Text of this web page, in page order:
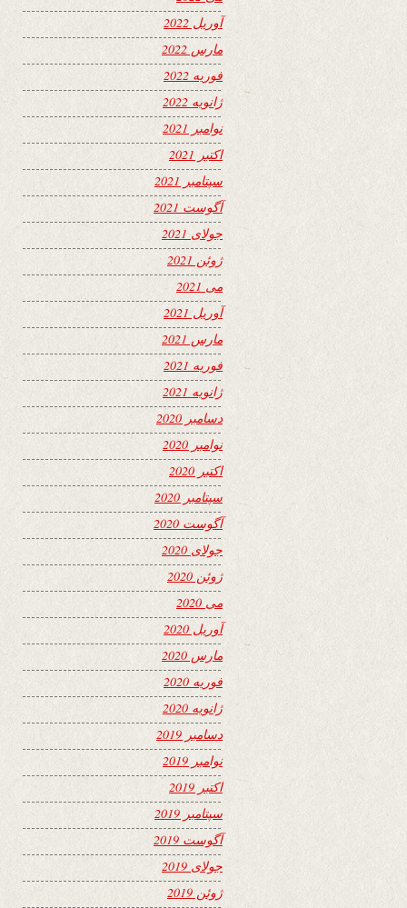
آوریل 2022
مارس 2022
فوریه 2022
ژانویه 2022
نوامبر 2021
اکتبر 2021
سپتامبر 2021
آگوست 2021
جولای 2021
ژوئن 2021
می 2021
آوریل 2021
مارس 2021
فوریه 2021
ژانویه 2021
دسامبر 2020
نوامبر 2020
اکتبر 2020
سپتامبر 2020
آگوست 2020
جولای 2020
ژوئن 2020
می 2020
آوریل 2020
مارس 2020
فوریه 2020
ژانویه 2020
دسامبر 2019
نوامبر 2019
اکتبر 2019
سپتامبر 2019
آگوست 2019
جولای 2019
ژوئن 2019